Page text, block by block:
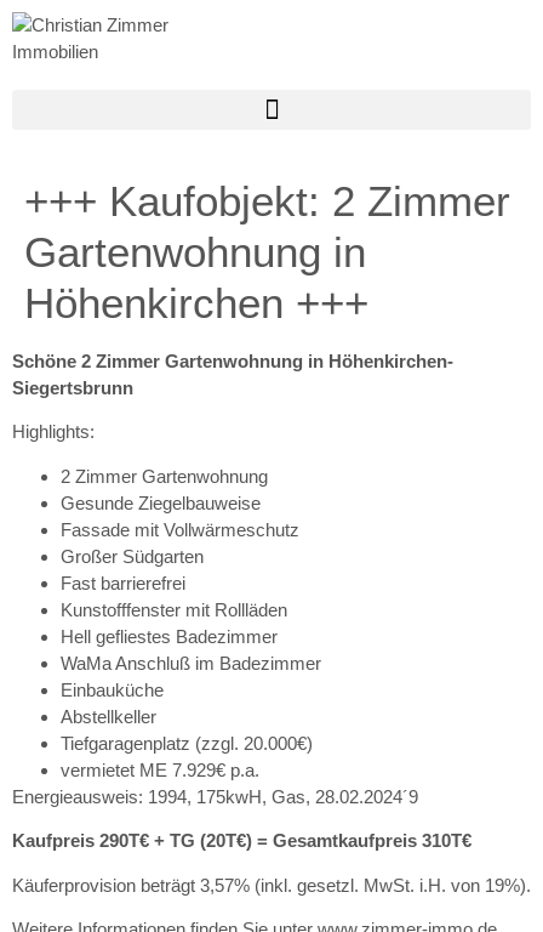
+++ Kaufobjekt: 2 Zimmer
Gartenwohnung in
Höhenkirchen +++
Schöne 2 Zimmer Gartenwohnung in Höhenkirchen-
Siegertsbrunn
Highlights:
2 Zimmer Gartenwohnung
Gesunde Ziegelbauweise
Fassade mit Vollwärmeschutz
Großer Südgarten
Fast barrierefrei
Kunstofffenster mit Rollläden
Hell gefliestes Badezimmer
WaMa Anschluß im Badezimmer
Einbauküche
Abstellkeller
Tiefgaragenplatz (zzgl. 20.000€)
vermietet ME 7.929€ p.a.
Energieausweis: 1994, 175kwH, Gas, 28.02.2024´9
Kaufpreis 290T€ + TG (20T€) = Gesamtkaufpreis 310T€
Käuferprovision beträgt 3,57% (inkl. gesetzl. MwSt. i.H. von 19%).